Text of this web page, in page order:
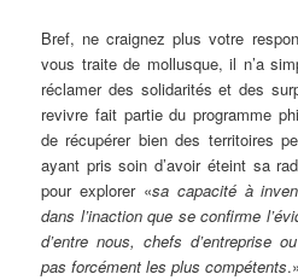
Bref, ne craignez plus votre
vous traite de mollusque, il n’a
réclamer des solidarités et des
revivre fait partie du programme
de récupérer bien des territoires
ayant pris soin d’avoir éteint sa
pour explorer «sa capacité à
dans l’inaction que se confirme
d’entre nous, chefs d’entreprise
pas forcément les plus compétents.»